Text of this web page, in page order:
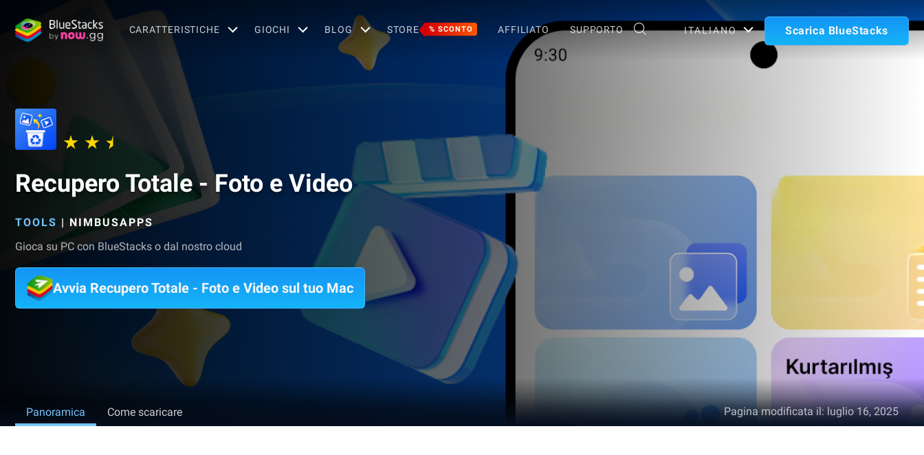
CARATTERISTICHE GIOCHI BLOG STORE % SCONTO AFFILIATO SUPPORTO ITALIANO Scarica BlueStacks
Recupero Totale - Foto e Video
TOOLS | NIMBUSAPPS
Gioca su PC con BlueStacks o dal nostro cloud
Avvia Recupero Totale - Foto e Video sul tuo Mac
Panoramica Come scaricare Pagina modificata il:luglio 16, 2025